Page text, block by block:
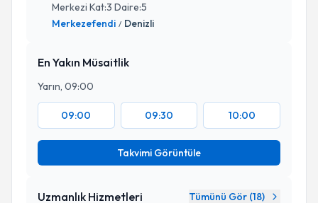
Merkezi Kat:3 Daire:5
Merkezefendi / Denizli
En Yakın Müsaitlik
Yarın, 09:00
09:00 09:30 10:00
Takvimi Görüntüle
Uzmanlık Hizmetleri Tümünü Gör (18)